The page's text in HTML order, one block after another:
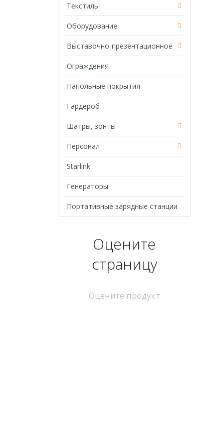
Текстиль
Оборудование
Выставочно-презентационное
Ограждения
Напольные покрытия
Гардероб
Шатры, зонты
Персонал
Starlink
Генераторы
Портативные зарядные станции
Оцените
страницу
Оцените продукт